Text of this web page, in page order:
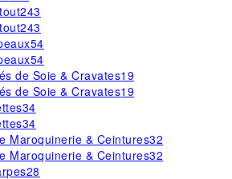
243
243
54
54
de Soie & Cravates19
de Soie & Cravates19
34
34
Maroquinerie & Ceintures32
Maroquinerie & Ceintures32
28